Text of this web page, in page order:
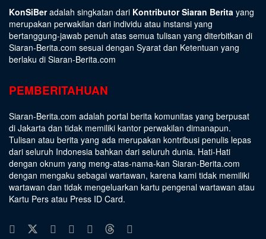
KonSiBeradalah singkatan dari Kontributor Siaran Berita yang
merupakan perwakilan dari individu atau instansi yang
bertanggung-jawab penuh atas semua tulisan yang diterbitkan di
Siaran-Berita.com sesuai dengan Syarat dan Ketentuan yang
berlaku di Siaran-Berita.com
PEMBERITAHUAN
Siaran-Berita.com adalah portal berita komunitas yang berpusat
di Jakarta dan tidak memiliki kantor perwakilan dimanapun.
Tulisan atau berita yang ada merupakan kontribusi penulis lepas
dari seluruh Indonesia bahkan dari seluruh dunia. Hati-Hati
dengan oknum yang meng-atas-nama-kan Siaran-Berita.com
dengan mengaku sebagai wartawan, karena kami tidak memiliki
wartawan dan tidak mengeluarkan kartu pengenal wartawan atau
Kartu Pers atau Press ID Card.